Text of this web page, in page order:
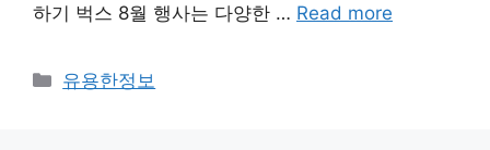
하기 벅스 8월 행사는 다양한 … Read more
Categories
유용한정보